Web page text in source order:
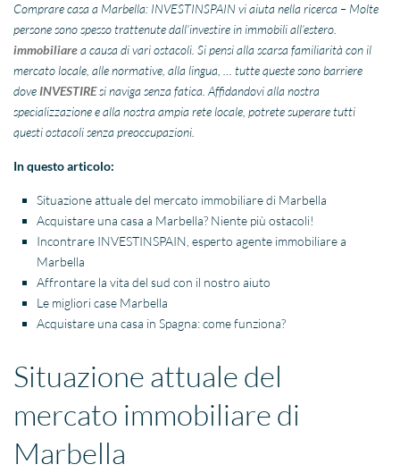
Comprare casa a Marbella: INVESTINSPAIN vi aiuta nella ricerca – Molte
persone sono spesso trattenute dall’investire in immobili all’estero.
immobiliarea causa di vari ostacoli. Si pensi alla scarsa familiarità con il
mercato locale, alle normative, alla lingua, … tutte queste sono barriere
dove INVESTIREsi naviga senza fatica. Affidandovi alla nostra
specializzazione e alla nostra ampia rete locale, potrete superare tutti
questi ostacoli senza preoccupazioni.
In questo articolo:
Situazione attuale del mercato immobiliare di Marbella
Acquistare una casa a Marbella? Niente più ostacoli!
Incontrare INVESTINSPAIN, esperto agente immobiliare a
Marbella
Affrontare la vita del sud con il nostro aiuto
Le migliori case Marbella
Acquistare una casa in Spagna: come funziona?
Situazione attuale del
mercato immobiliare di
Marbella